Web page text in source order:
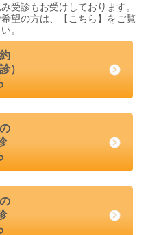
診もお受けしております。
望の方は、
【こちら】 をご覧
。
）